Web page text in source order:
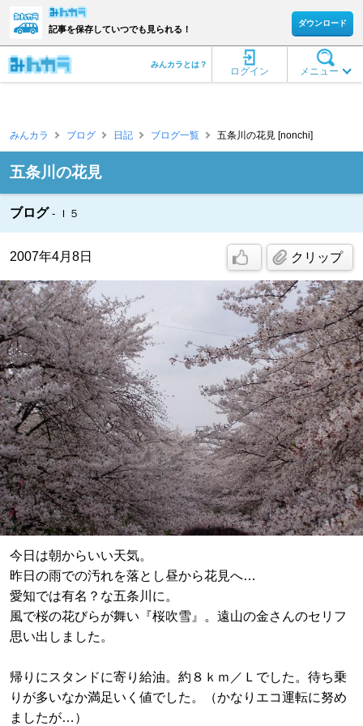
記事を保存していつでも見られる！
ダウンロード
メニュー
ログイン
みんカラとは？
みんカラ ブログ 日記 ブログ一覧 五条川の花見 [nonchi]
五条川の花見
ブログ Ｉ５
2007年4月8日 クリップ
今日は朝からいい天気。
昨日の雨での汚れを落とし昼から花見へ…
愛知では有名？な五条川に。
風で桜の花びらが舞い『桜吹雪』。遠山の金さんのセリフ
思い出しました。
帰りにスタンドに寄り給油。約８ｋｍ／Ｌでした。待ち乗
りが多いなか満足いく値でした。（かなりエコ運転に努め
ましたが…）